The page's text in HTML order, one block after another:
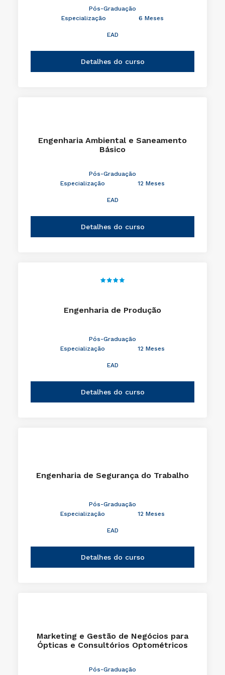
Pós-Graduação
Especialização
6 Meses
EAD
Detalhes do curso
Engenharia Ambiental e Saneamento
Básico
Pós-Graduação
Especialização
12 Meses
EAD
Detalhes do curso
Engenharia de Produção
Pós-Graduação
Especialização
12 Meses
EAD
Detalhes do curso
Engenharia de Segurança do Trabalho
Pós-Graduação
Especialização
12 Meses
EAD
Detalhes do curso
Marketing e Gestão de Negócios para
Ópticas e Consultórios Optométricos
Pós-Graduação